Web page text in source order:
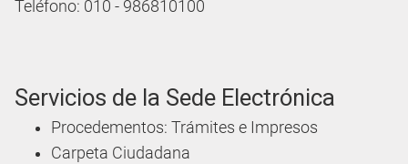
Teléfono: 010 - 986810100
Servicios de la Sede Electrónica
Procedementos: Trámites e Impresos
Carpeta Ciudadana